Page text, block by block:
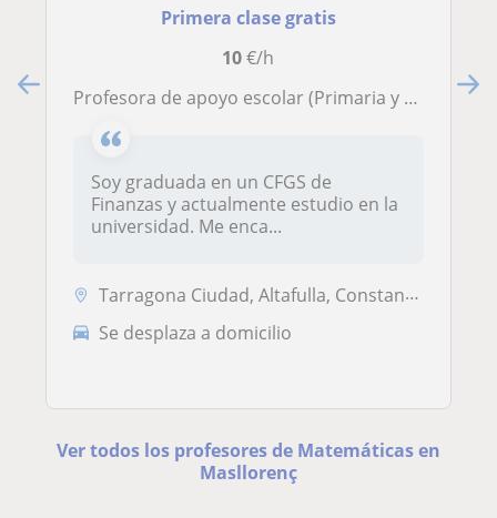
Primera clase gratis
10€/h
Profesora de apoyo escolar (Primaria y ESO) con buenos resultados.
Soy graduada en un CFGS de
Finanzas y actualmente estudio en la
universidad. Me enca...
Tarragona Ciudad, Altafulla, Constantí, Tarragona (Ciudad), Torredemba...
Se desplaza a domicilio
Ver todos los profesores de Matemáticas en
Masllorenç